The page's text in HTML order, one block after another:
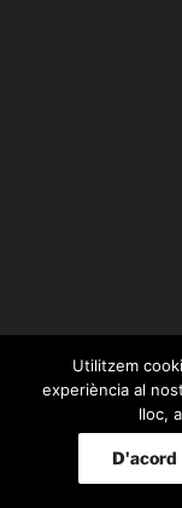
Utilitzem
experiència al
lloc,
D'acord